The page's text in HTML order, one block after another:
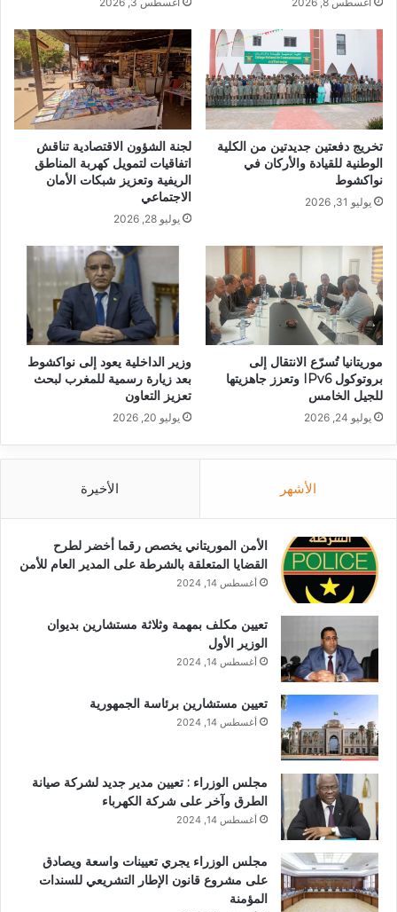
تخريج دفعتين جديدتين من الكلية
الوطنية للقيادة والأركان في
نواكشوط
يوليو 31, 2026
لجنة الشؤون الاقتصادية تناقش
اتفاقيات لتمويل كهربة المناطق
الريفية وتعزيز شبكات الأمان
الاجتماعي
يوليو 28, 2026
موريتانيا تُسرّع الانتقال إلى
بروتوكول IPv6 وتعزز جاهزيتها
للجيل الخامس
يوليو 24, 2026
وزير الداخلية يعود إلى نواكشوط
بعد زيارة رسمية للمغرب لبحث
تعزيز التعاون
يوليو 20, 2026
الأشهر الأخيرة
الأمن الموريتاني يخصص رقما أخضر لطرح
القضايا المتعلقة بالشرطة على المدير العام للأمن
أغسطس 14, 2024
تعيين مكلف بمهمة وثلاثة مستشارين بديوان
الوزير الأول
أغسطس 14, 2024
تعيين مستشارين برئاسة الجمهورية
أغسطس 14, 2024
مجلس الوزراء : تعيين مدير جديد لشركة صيانة
الطرق وآخر على شركة الكهرباء
أغسطس 14, 2024
مجلس الوزراء يجري تعيينات واسعة ويصادق
على مشروع قانون الإطار التشريعي للسندات
المؤمنة